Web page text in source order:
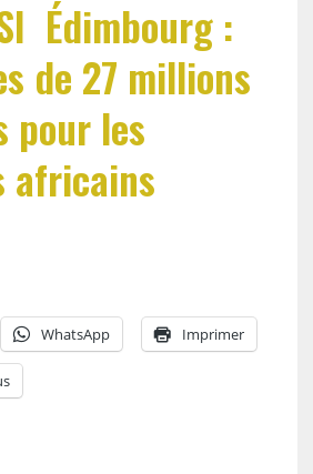
Édimbourg :
de 27 millions
pour les
africains
WhatsApp Imprimer